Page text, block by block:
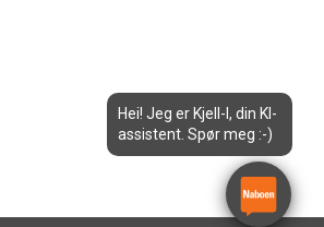
Hei! Jeg er Kjell-I, din KI-
assistent. Spør meg :-)